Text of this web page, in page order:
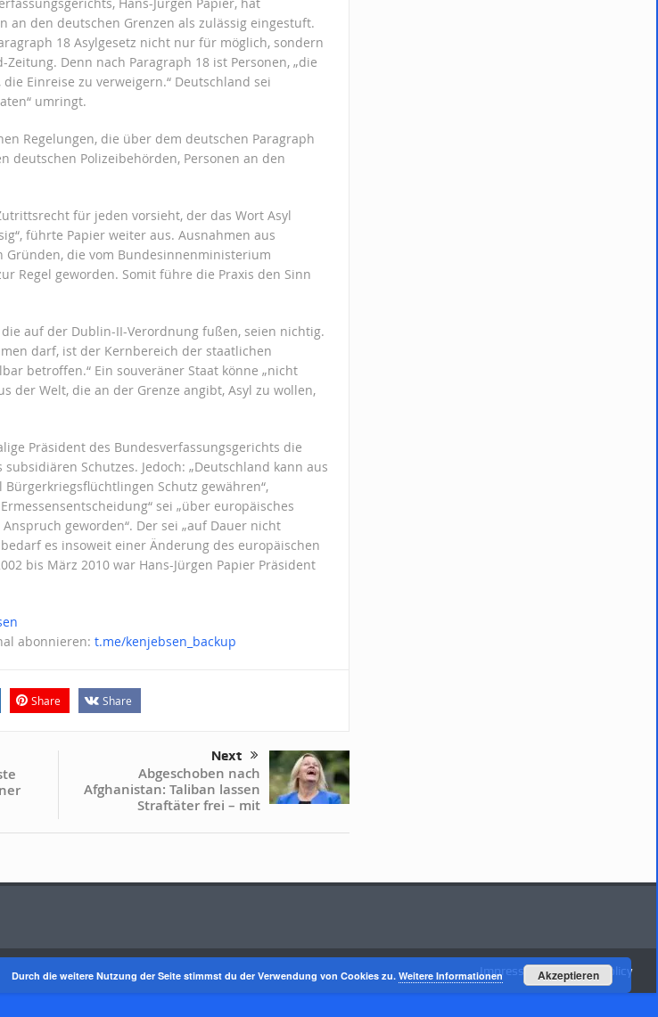
an den deutschen Grenzen als zulässig eingestuft.
18 Asylgesetz nicht nur für möglich, sondern
Denn nach Paragraph 18 ist Personen, „die
Einreise zu verweigern.“ Deutschland sei
umringt.
Regelungen, die über dem deutschen Paragraph
deutschen Polizeibehörden, Personen an den
für jeden vorsieht, der das Wort Asyl
führte Papier weiter aus. Ausnahmen aus
die vom Bundesinnenministerium
Regel geworden. Somit führe die Praxis den Sinn
auf der Dublin-II-Verordnung fußen, seien nichtig.
darf, ist der Kernbereich der staatlichen
betroffen.“ Ein souveräner Staat könne „nicht
der Welt, die an der Grenze angibt, Asyl zu wollen,
Präsident des Bundesverfassungsgerichts die
Schutzes. Jedoch: „Deutschland kann aus
Schutz gewähren“,
sei „über europäisches
geworden“. Der sei „auf Dauer nicht
es insoweit einer Änderung des europäischen
bis März 2010 war Hans-Jürgen Papier Präsident
abonnieren: t.me/kenjebsen_backup
Share Share
Next
Abgeschoben nach
Afghanistan: Taliban lassen
Straftäter frei – mit
Impressum Privacy Policy
Durch die weitere Nutzung der Seite stimmst du der Verwendung von Cookies zu. Weitere Informationen Akzeptieren